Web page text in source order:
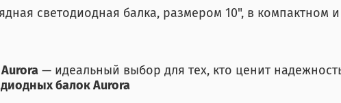
светодиодная балка, размером 10", в
— идеальный выбор для тех, кто ценит
балок Aurora